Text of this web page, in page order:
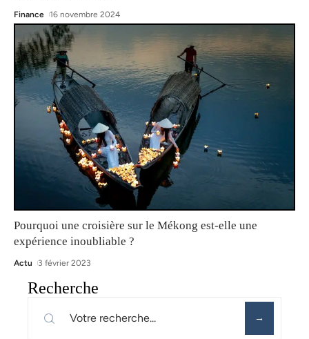
Finance 16 novembre 2024
Pourquoi une croisière sur le Mékong est-elle une
expérience inoubliable ?
Actu 3 février 2023
Recherche